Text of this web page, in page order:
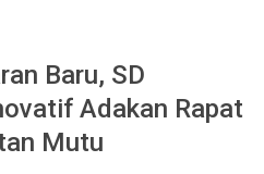
Baru, SD
Adakan Rapat
Mutu